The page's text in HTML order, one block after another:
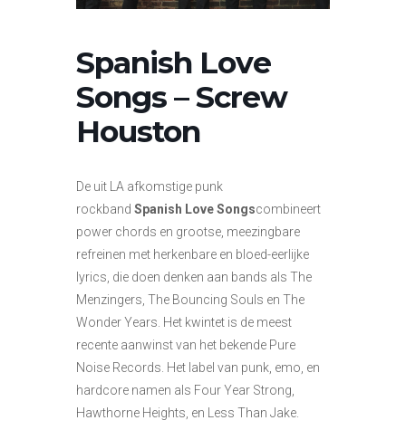
Spanish Love
Songs – Screw
Houston
De uit LA afkomstige punk
rockband Spanish Love Songscombineert
power chords en grootse, meezingbare
refreinen met herkenbare en bloed-eerlijke
lyrics, die doen denken aan bands als The
Menzingers, The Bouncing Souls en The
Wonder Years. Het kwintet is de meest
recente aanwinst van het bekende Pure
Noise Records. Het label van punk, emo, en
hardcore namen als Four Year Strong,
Hawthorne Heights, en Less Than Jake.